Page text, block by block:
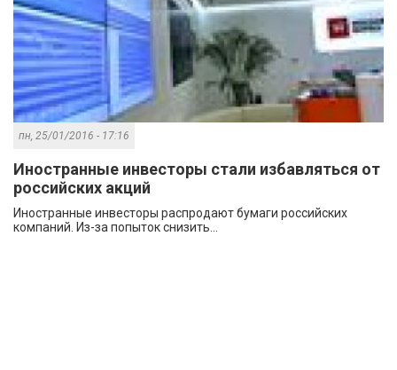
пн, 25/01/2016 - 17:16
Иностранные инвесторы стали избавляться от
российских акций
Иностранные инвесторы распродают бумаги российских
компаний. Из-за попыток снизить...